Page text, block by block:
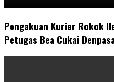
Pengakuan Kurier Rokok
Petugas Bea Cukai